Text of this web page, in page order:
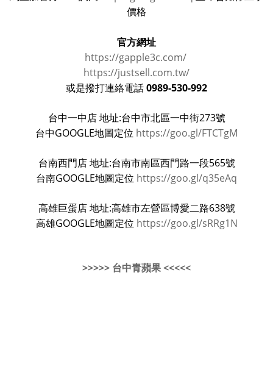
價格
官方網址
https://gapple3c.com/
https://justsell.com.tw/
或是撥打連絡電話 0989-530-992
台中一中店 地址:台中市北區一中街273號
台中GOOGLE地圖定位 https://goo.gl/FTCTgM
台南西門店 地址:台南市南區西門路一段565號
台南GOOGLE地圖定位 https://goo.gl/q35eAq
高雄巨蛋店 地址:高雄市左營區博愛二路638號
高雄GOOGLE地圖定位 https://goo.gl/sRRg1N
>>>>> 台中青蘋果 <<<<<